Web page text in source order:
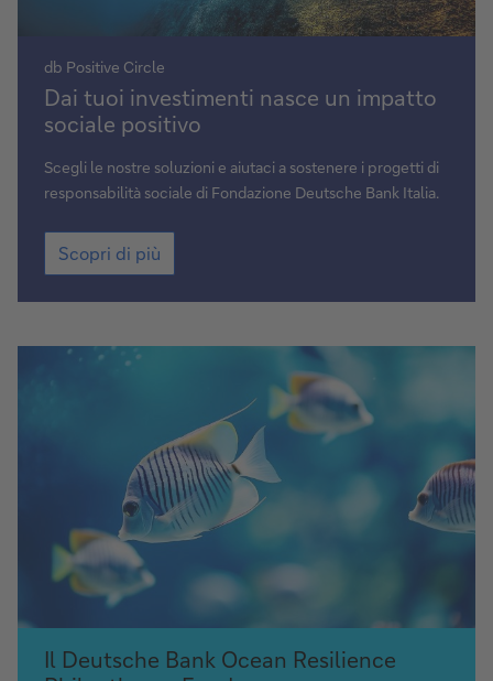
db Positive Circle
Scopri
di
più
Dai tuoi investimenti nasce un impatto
sociale positivo
Scegli le nostre soluzioni e aiutaci a sostenere i progetti di
responsabilità sociale di Fondazione Deutsche Bank Italia.
Scopri
di
più
Scopri di più
Scopri
di
Il Deutsche Bank Ocean Resilience